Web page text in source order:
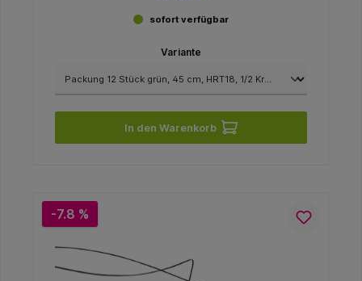
sofort verfügbar
Variante
In den Warenkorb
-7.8 %